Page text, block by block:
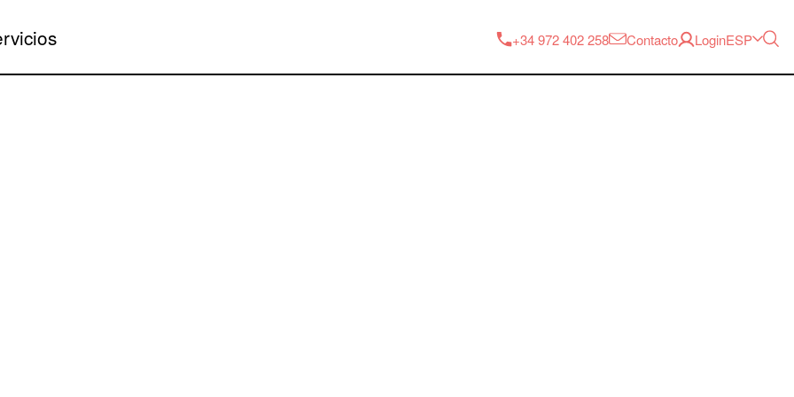
+34 972 402 258 Contacto LoginESP